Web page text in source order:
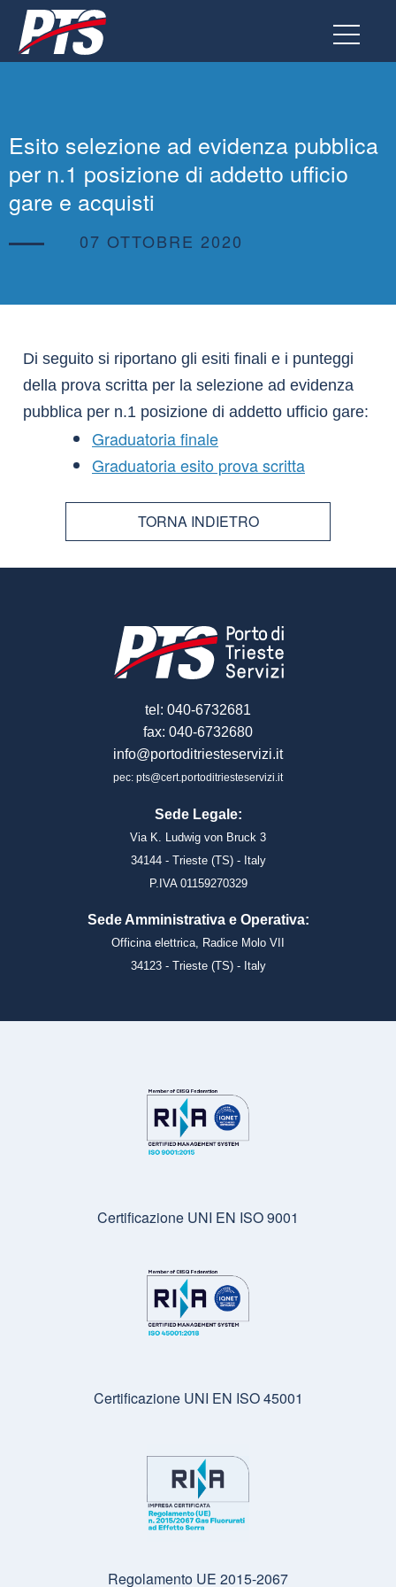
Vai
al
contenuto
Esito selezione ad evidenza pubblica
per n.1 posizione di addetto ufficio
gare e acquisti
07 OTTOBRE 2020
Di seguito si riportano gli esiti finali e i punteggi
della prova scritta per la selezione ad evidenza
pubblica per n.1 posizione di addetto ufficio gare:
Graduatoria finale
Graduatoria esito prova scritta
TORNA INDIETRO
tel: 040-6732681
fax: 040-6732680
info@portoditriesteservizi.it
pec: pts@cert.portoditriesteservizi.it
Sede Legale:
Via K. Ludwig von Bruck 3
34144 - Trieste (TS) - Italy
P.IVA 01159270329
Sede Amministrativa e Operativa:
Officina elettrica, Radice Molo VII
34123 - Trieste (TS) - Italy
Certificazione UNI EN ISO 9001
Certificazione UNI EN ISO 45001
Regolamento UE 2015-2067